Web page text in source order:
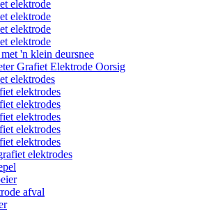
elektrode
elektrode
elektrode
elektrode
'n klein deursnee
Grafiet Elektrode Oorsig
elektrodes
elektrodes
elektrodes
elektrodes
elektrodes
elektrodes
elektrodes
afval